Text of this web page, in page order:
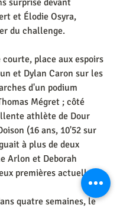
surprise devant
et Élodie Osyra,
du challenge.
courte, place aux espoirs
et Dylan Caron sur les
d'un podium
Mégret ; côté
athlète de Dour
(16 ans, 10'52 sur
à plus de deux
Arlon et Deborah
premières actuelles
quatre semaines, le